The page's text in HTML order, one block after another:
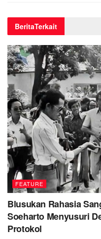
BeritaTerkait
FEATURE
Blusukan Rahasia
Soeharto Menyusuri
Protokol